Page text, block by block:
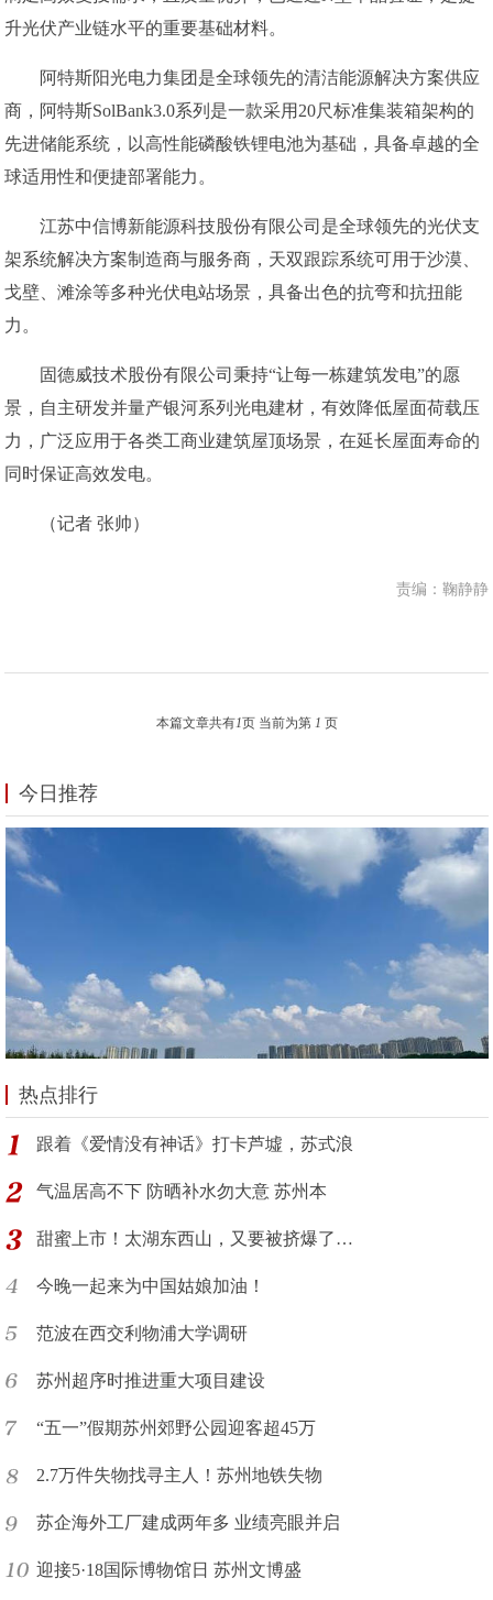
升光伏产业链水平的重要基础材料。
阿特斯阳光电力集团是全球领先的清洁能源解决方案供应
商，阿特斯SolBank3.0系列是一款采用20尺标准集装箱架构的
先进储能系统，以高性能磷酸铁锂电池为基础，具备卓越的全
球适用性和便捷部署能力。
江苏中信博新能源科技股份有限公司是全球领先的光伏支
架系统解决方案制造商与服务商，天双跟踪系统可用于沙漠、
戈壁、滩涂等多种光伏电站场景，具备出色的抗弯和抗扭能
力。
固德威技术股份有限公司秉持“让每一栋建筑发电”的愿
景，自主研发并量产银河系列光电建材，有效降低屋面荷载压
力，广泛应用于各类工商业建筑屋顶场景，在延长屋面寿命的
同时保证高效发电。
（记者 张帅）
责编：鞠静静
本篇文章共有1页 当前为第 1 页
今日推荐
热点排行
跟着《爱情没有神话》打卡芦墟，苏式浪
气温居高不下 防晒补水勿大意 苏州本
甜蜜上市！太湖东西山，又要被挤爆了…
今晚一起来为中国姑娘加油！
范波在西交利物浦大学调研
苏州超序时推进重大项目建设
“五一”假期苏州郊野公园迎客超45万
2.7万件失物找寻主人！苏州地铁失物
苏企海外工厂建成两年多 业绩亮眼并启
迎接5·18国际博物馆日 苏州文博盛